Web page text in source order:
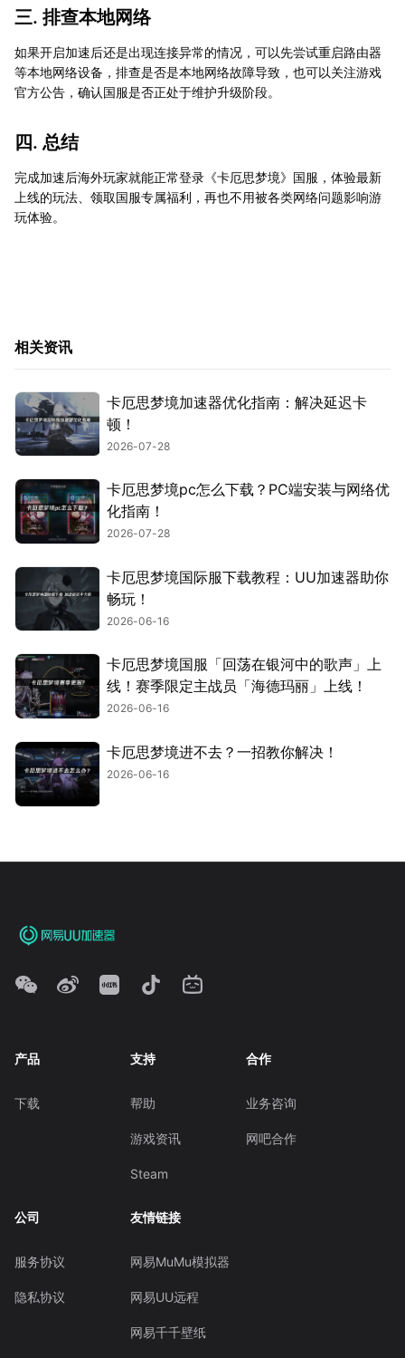
三. 排查本地网络
如果开启加速后还是出现连接异常的情况，可以先尝试重启路由器
等本地网络设备，排查是否是本地网络故障导致，也可以关注游戏
官方公告，确认国服是否正处于维护升级阶段。
四. 总结
完成加速后海外玩家就能正常登录《卡厄思梦境》国服，体验最新
上线的玩法、领取国服专属福利，再也不用被各类网络问题影响游
玩体验。
相关资讯
卡厄思梦境加速器优化指南：解决延迟卡
顿！
2026-07-28
卡厄思梦境pc怎么下载？PC端安装与网络优
化指南！
2026-07-28
卡厄思梦境国际服下载教程：UU加速器助你
畅玩！
2026-06-16
卡厄思梦境国服「回荡在银河中的歌声」上
线！赛季限定主战员「海德玛丽」上线！
2026-06-16
卡厄思梦境进不去？一招教你解决！
2026-06-16
产品
下载
支持
帮助
游戏资讯
Steam
合作
业务咨询
网吧合作
公司
服务协议
隐私协议
友情链接
网易MuMu模拟器
网易UU远程
网易千千壁纸